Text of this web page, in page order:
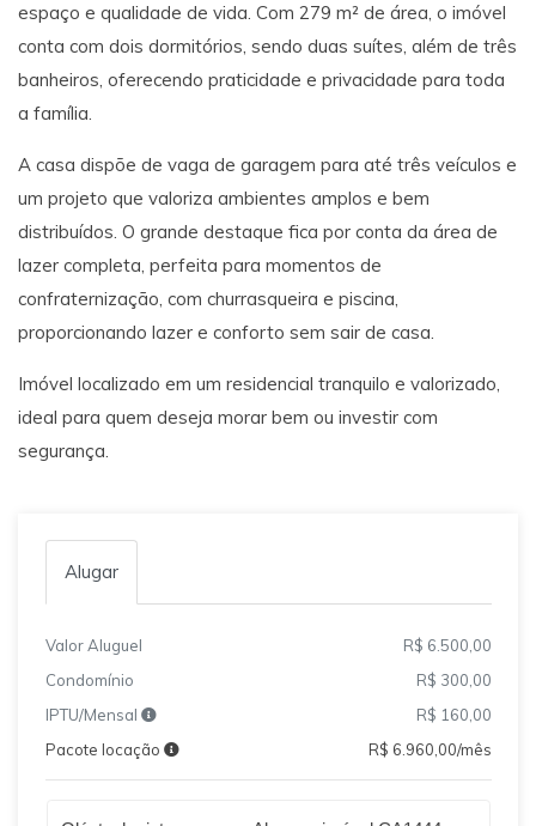
espaço e qualidade de vida. Com 279 m² de área, o imóvel
conta com dois dormitórios, sendo duas suítes, além de três
banheiros, oferecendo praticidade e privacidade para toda
a família.
A casa dispõe de vaga de garagem para até três veículos e
um projeto que valoriza ambientes amplos e bem
distribuídos. O grande destaque fica por conta da área de
lazer completa, perfeita para momentos de
confraternização, com churrasqueira e piscina,
proporcionando lazer e conforto sem sair de casa.
Imóvel localizado em um residencial tranquilo e valorizado,
ideal para quem deseja morar bem ou investir com
segurança.
Alugar
Valor Aluguel
R$ 6.500,00
Condomínio
R$ 300,00
IPTU/Mensal
R$ 160,00
Pacote locação
R$ 6.960,00/mês